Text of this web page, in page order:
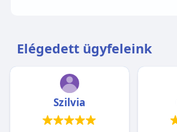
Elégedett ügyfeleink
Szilvia